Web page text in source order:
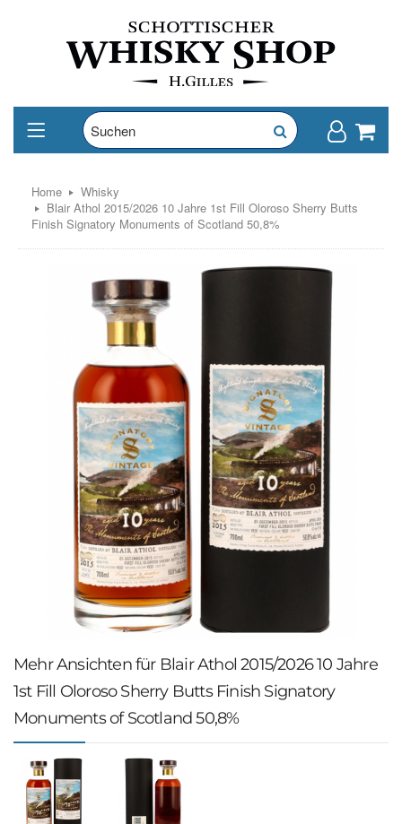
Home
Whisky
Blair Athol 2015/2026 10 Jahre 1st Fill Oloroso Sherry Butts
Finish Signatory Monuments of Scotland 50,8%
Mehr Ansichten für Blair Athol 2015/2026 10 Jahre
1st Fill Oloroso Sherry Butts Finish Signatory
Monuments of Scotland 50,8%